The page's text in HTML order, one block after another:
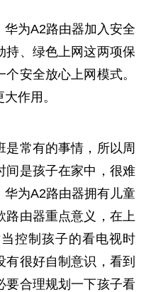
为A2路由器加入安全
持、绿色上网这两项保
安全放心上网模式。
作用。
常有的事情，所以周
间是孩子在家中，很难
为A2路由器拥有儿童
路由器重点意义，在上
控制孩子的看电视时
很好自制意识，看到
要合理规划一下孩子看